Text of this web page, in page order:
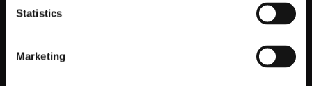
Statistics
Marketing
Iga Świątek Typy Bukmacherskie
Serie A Tabela Kursy